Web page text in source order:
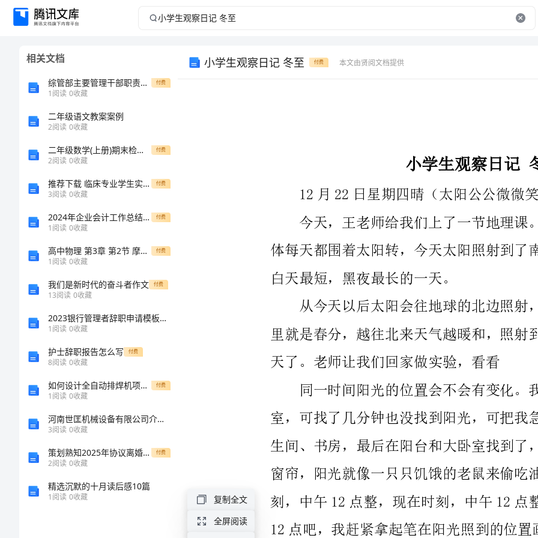
小
相关文档
综管部主要管理干部职责分工范文 付费
1阅读 0收藏
二年级语文教案案例
2阅读 0收藏
二年级数学(上册)期末检测试题 江苏版（II卷） (附解析) 付费
2阅读 0收藏
推荐下载 临床专业学生实习报告 付费
3阅读 0收藏
2024年企业会计工作总结模板 付费
1阅读 0收藏
高中物理 第3章 第2节 摩擦力练习（含解析）新人教版必修第一册-新人教版高一第一册物理试题 付费
1阅读 0收藏
我们是新时代的奋斗者作文 付费
13阅读 0收藏
2023银行管理者辞职申请模板（通用8篇）
1阅读 0收藏
护士辞职报告怎么写 付费
8阅读 0收藏
如何设计全自动排焊机项目可行性研究报告技术工艺设备选型财务概算厂区规划投资方案资料 付费
1阅读 0收藏
河南世匡机械设备有限公司介绍企业发展分析报告
3阅读 0收藏
策划熟知2025年协议离婚程序 付费
2阅读 0收藏
精选沉默的十月读后感10篇
1阅读 0收藏
小学生观察日记 冬至 付费 本文由贤阅文档提供
我的实验告诉他，相信他会支持我的。看着这条线，我真希望明天
快点来，好看看老师是不是说谎。
12月23日星期五晴（太阳公公真欢喜）
体每天都围着太阳转，今天太阳照射到了南回归线，今天是一年中
白天最短，黑夜最长的一天。
天了。老师让我们回家做实验，看看
同一时间阳光的位置会不会有变化。我一回到家就奔向我的卧
室，可找了几分钟也没找到阳光，可把我急坏了，又找了厨房、卫
刻，中午12点整，现在时刻，中午12点整。是钟表报时了，就选
12点吧，我赶紧拿起笔在阳光照到的位置画上了
复制全文
全屏阅读